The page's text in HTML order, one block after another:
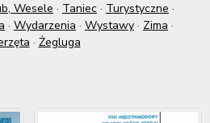
Wesele · Taniec · Turystyczne ·
· Wydarzenia · Wystawy · Zima ·
· Żegluga